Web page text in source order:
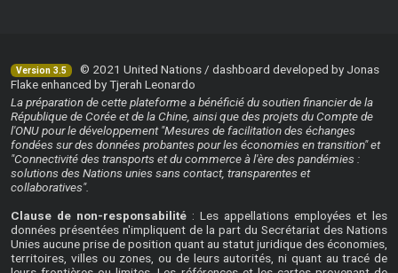
Version 3.5
© 2021 United Nations / dashboard developed by Jonas
Flake enhanced by Tjerah Leonardo
La préparation de cette plateforme a bénéficié du soutien financier de la
République de Corée et de la Chine, ainsi que des projets du Compte de
l'ONU pour le développement "Mesures de facilitation des échanges
fondées sur des données probantes pour les économies en transition" et
"Connectivité des transports et du commerce à l'ère des pandémies :
solutions des Nations unies sans contact, transparentes et
collaboratives".
Clause de non-responsabilité : Les appellations employées et les
données présentées n'impliquent de la part du Secrétariat des Nations
Unies aucune prise de position quant au statut juridique des économies,
territoires, villes ou zones, ou de leurs autorités, ni quant au tracé de